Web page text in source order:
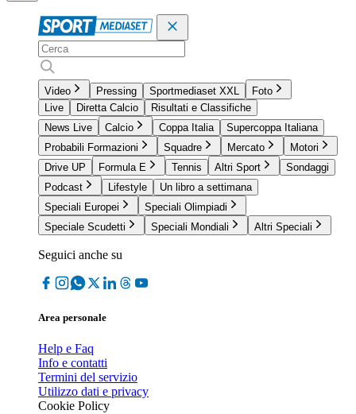
Video Pressing Sportmediaset XXL
Foto
Live
Diretta Calcio
Risultati e Classifiche
News Live
Calcio Coppa Italia
Supercoppa Italiana
Probabili Formazioni
Squadre Mercato
Motori
Drive UP
Formula E Tennis Altri Sport
Sondaggi
Podcast
Lifestyle
Un libro a settimana
Speciali Europei
Speciali Olimpiadi
Speciale Scudetti
Speciali Mondiali Altri Speciali
Seguici anche su
Area personale
Help e Faq
Info e contatti
Termini del servizio
Utilizzo dati e privacy
Cookie Policy